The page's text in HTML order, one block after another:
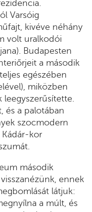
Varsóig
kivéve néhány
volt uralkodói
Budapesten
a második
egészében
miközben
leegyszerűsítette.
és a palotában
szocmodern
kor
második
ennek
látjuk:
a múlt, és